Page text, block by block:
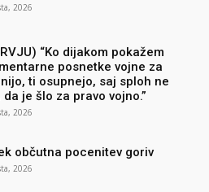
2026
“Ko dijakom pokažem
posnetke vojne za
ti osupnejo, saj sploh ne
da je šlo za pravo vojno.”
2026
občutna pocenitev goriv
2026